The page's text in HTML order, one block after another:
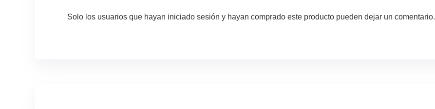
Solo los usuarios que hayan iniciado sesión y hayan comprado este producto pueden dejar un comentario.